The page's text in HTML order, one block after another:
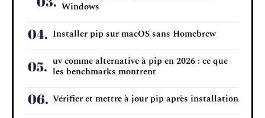
Windows
Installer pip sur macOS sans Homebrew
uv comme alternative à pip en 2026 : ce que
les benchmarks montrent
Vérifier et mettre à jour pip après installation